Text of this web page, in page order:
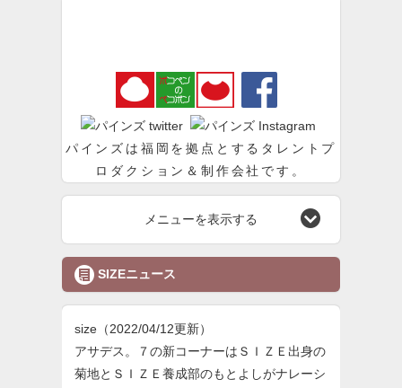
パインズは福岡を拠点とするタレントプ
ロダクション＆制作会社です。
メニューを表示する 
 SIZEニュース
size （2022/04/12更新）
アサデス。７の新コーナーはＳＩＺＥ出身の
菊地とＳＩＺＥ養成部のもとよしがナレーシ